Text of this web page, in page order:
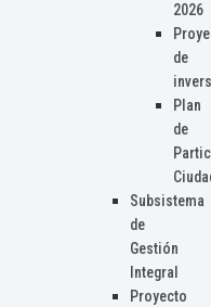
2026
de
Plan
de
Subsistema
de
Gestión
Integral
Proyecto